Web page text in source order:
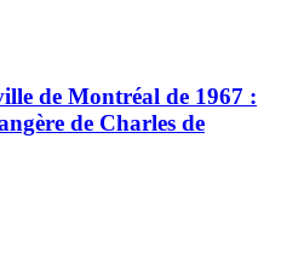
de Montréal de 1967 :
de Charles de